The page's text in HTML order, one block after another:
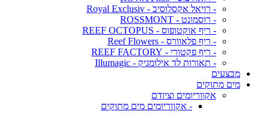
- רויאל אקסלוסיב - Royal Exclusiv
- רוסמונט - ROSSMONT
- ריף אוקטופוס - REEF OCTOPUS
- ריף פלאוורס - Reef Flowers
- ריף פקטורי - REEF FACTORY
- תאורות לד אילומגיק - Illumagic
מבצעים
מים מתוקים
אקווריומים וציודם
- אקווריומים מים מתוקים